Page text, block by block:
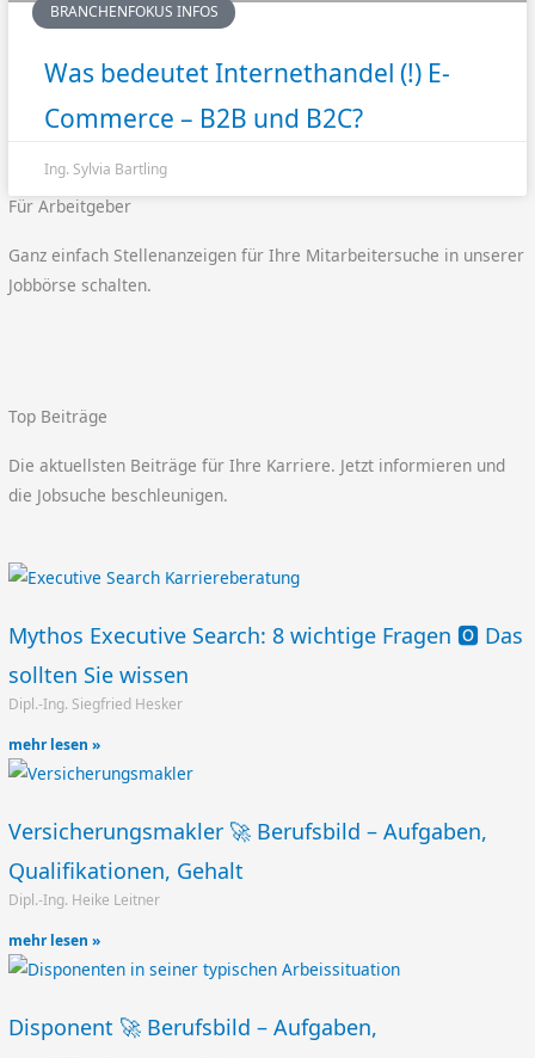
BRANCHENFOKUS INFOS
Was bedeutet Internethandel (!) E-
Commerce – B2B und B2C?
Ing. Sylvia Bartling
Für Arbeitgeber
Ganz einfach Stellenanzeigen für Ihre Mitarbeitersuche in unserer
Jobbörse schalten.
Top Beiträge
Die aktuellsten Beiträge für Ihre Karriere. Jetzt informieren und
die Jobsuche beschleunigen.
Mythos Executive Search: 8 wichtige Fragen 🅾️ Das
sollten Sie wissen
Dipl.-Ing. Siegfried Hesker
mehr lesen »
Versicherungsmakler 🚀 Berufsbild – Aufgaben,
Qualifikationen, Gehalt
Dipl.-Ing. Heike Leitner
mehr lesen »
Disponent 🚀 Berufsbild – Aufgaben,